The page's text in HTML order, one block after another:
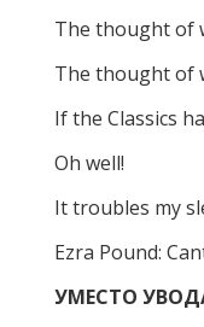
The thought of
The thought of
If the Classics
Oh well!
It troubles my
Ezra Pound:
УМЕСТО